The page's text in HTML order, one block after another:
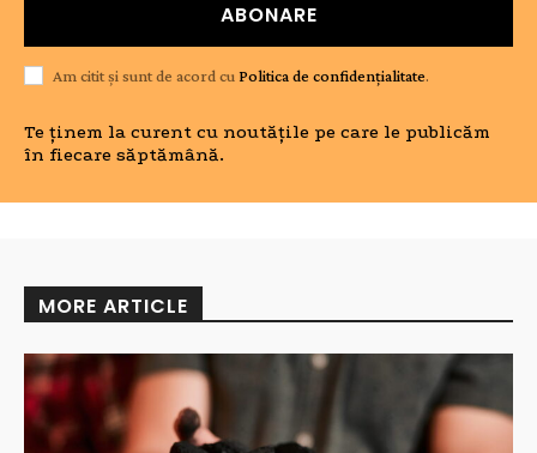
ABONARE
Am citit și sunt de acord cu Politica de confidențialitate.
Te ținem la curent cu noutățile pe care le publicăm
în fiecare săptămână.
MORE ARTICLE